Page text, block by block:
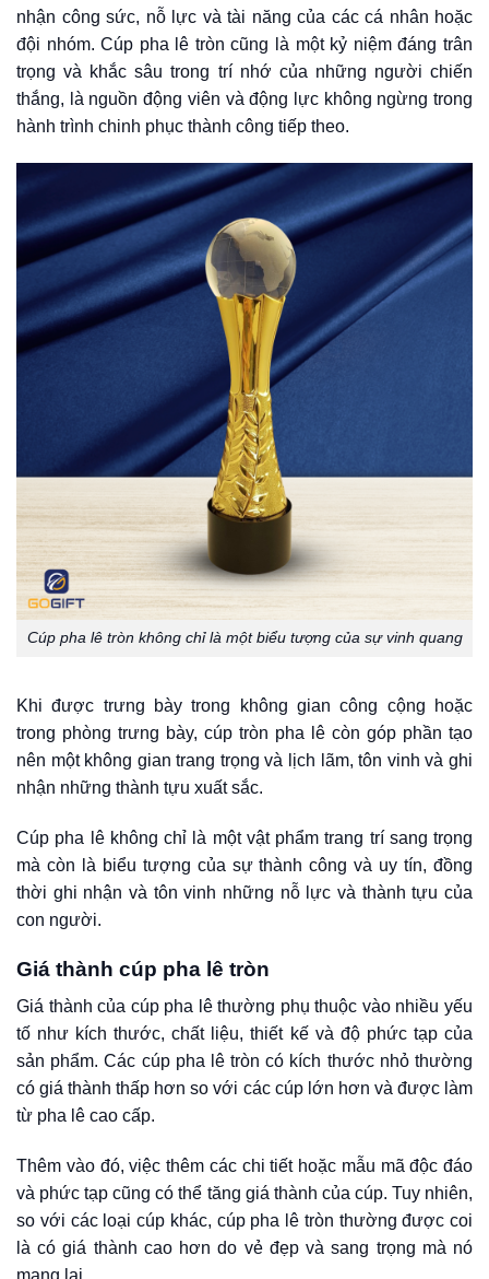
nhận công sức, nỗ lực và tài năng của các cá nhân hoặc
đội nhóm. Cúp pha lê tròn cũng là một kỷ niệm đáng trân
trọng và khắc sâu trong trí nhớ của những người chiến
thắng, là nguồn động viên và động lực không ngừng trong
hành trình chinh phục thành công tiếp theo.
Cúp pha lê tròn không chỉ là một biểu tượng của sự vinh quang
Khi được trưng bày trong không gian công cộng hoặc
trong phòng trưng bày, cúp tròn pha lê còn góp phần tạo
nên một không gian trang trọng và lịch lãm, tôn vinh và ghi
nhận những thành tựu xuất sắc.
Cúp pha lê không chỉ là một vật phẩm trang trí sang trọng
mà còn là biểu tượng của sự thành công và uy tín, đồng
thời ghi nhận và tôn vinh những nỗ lực và thành tựu của
con người.
Giá thành cúp pha lê tròn
Giá thành của cúp pha lê thường phụ thuộc vào nhiều yếu
tố như kích thước, chất liệu, thiết kế và độ phức tạp của
sản phẩm. Các cúp pha lê tròn có kích thước nhỏ thường
có giá thành thấp hơn so với các cúp lớn hơn và được làm
từ pha lê cao cấp.
Thêm vào đó, việc thêm các chi tiết hoặc mẫu mã độc đáo
và phức tạp cũng có thể tăng giá thành của cúp. Tuy nhiên,
so với các loại cúp khác, cúp pha lê tròn thường được coi
là có giá thành cao hơn do vẻ đẹp và sang trọng mà nó